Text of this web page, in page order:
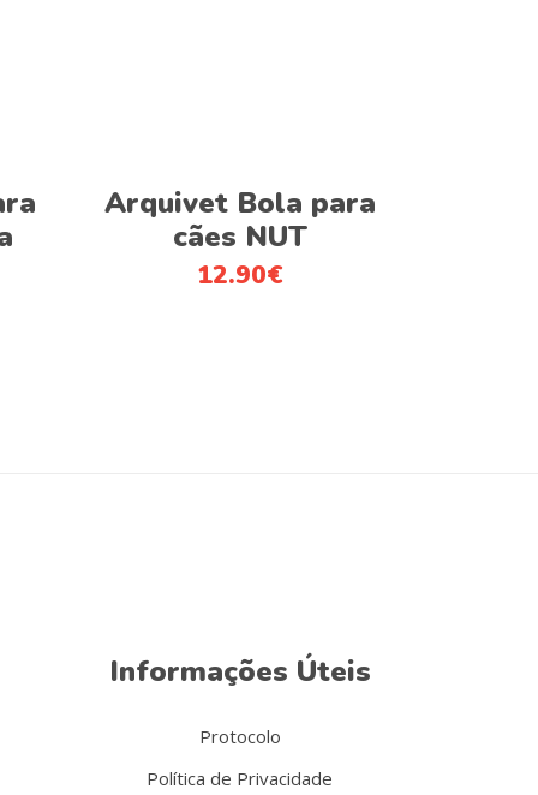
Adicionar
Arquivet Bola para
cães NUT
12.90€
Informações Úteis
Protocolo
Política de Privacidade